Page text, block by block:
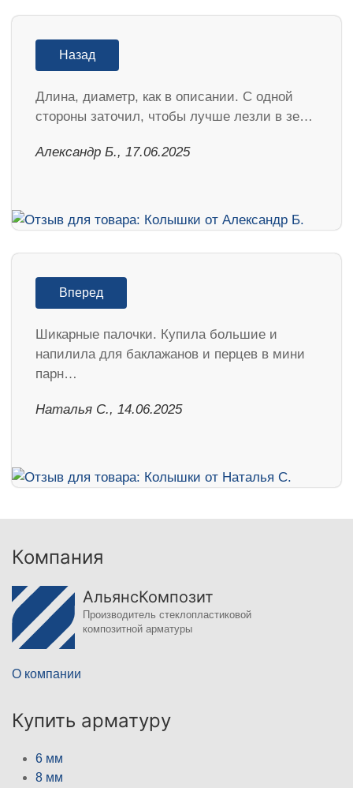
Назад
Длина, диаметр, как в описании. С одной
стороны заточил, чтобы лучше лезли в зе…
Александр Б., 17.06.2025
Вперед
Шикарные палочки. Купила большие и
напилила для баклажанов и перцев в мини
парн…
Наталья С., 14.06.2025
Компания
АльянсКомпозит
Производитель стеклопластиковой
композитной арматуры
О компании
Купить арматуру
6 мм
8 мм